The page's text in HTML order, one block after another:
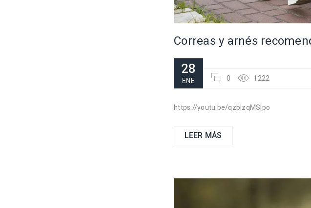
Correas y arnés
28
ENE 0 1222
https://youtu.be/qzblzqMSlpo
LEER MÁS